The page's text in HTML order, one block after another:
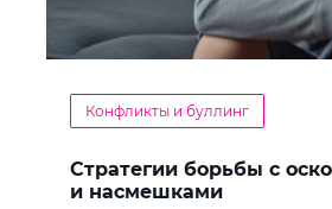
Конфликты и буллинг
Стратегии борьбы с
и насмешками